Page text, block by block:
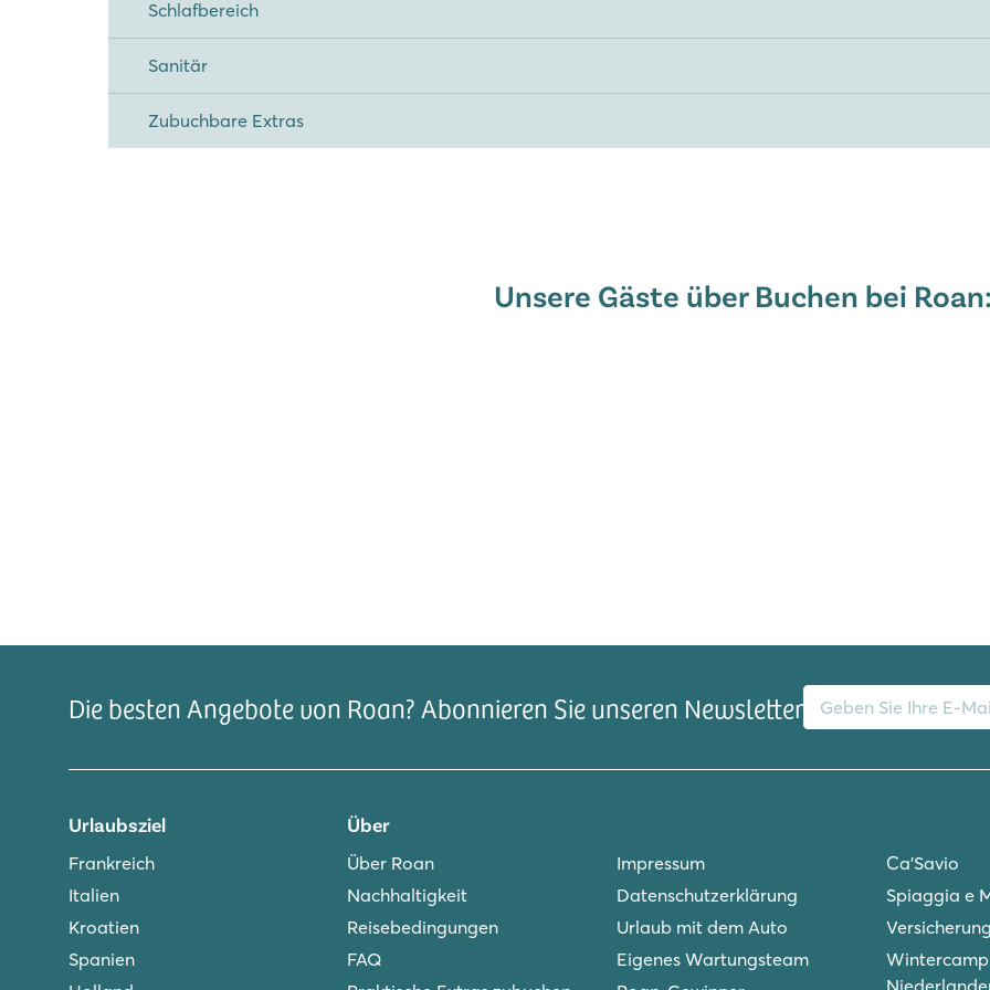
Schlafbereich
Sanitär
Zubuchbare Extras
Unsere Gäste über Buchen bei
Die besten Angebote von Roan? Abonnieren Sie unseren Newsletter
E-Mail-Adresse
Urlaubsziel
Frankreich
Italien
Kroatien
Spanien
Über
Über Roan
Nachhaltigkeit
Reisebedingungen
FAQ
Impressum
Datenschutzerklärung
Urlaub mit dem Auto
Eigenes Wartungsteam
Ca'Savio
Spiaggia e